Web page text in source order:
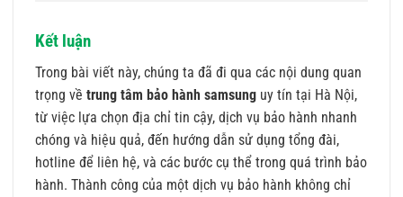
Kết luận
Trong bài viết này, chúng ta đã đi qua các nội dung quan
trọng về trung tâm bảo hành samsung uy tín tại Hà Nội,
từ việc lựa chọn địa chỉ tin cậy, dịch vụ bảo hành nhanh
chóng và hiệu quả, đến hướng dẫn sử dụng tổng đài,
hotline để liên hệ, và các bước cụ thể trong quá trình bảo
hành. Thành công của một dịch vụ bảo hành không chỉ